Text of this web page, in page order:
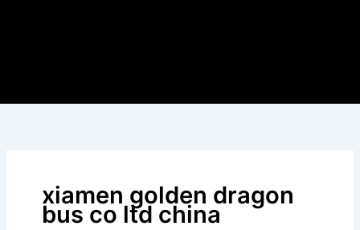
xiamen golden dragon
bus co ltd china